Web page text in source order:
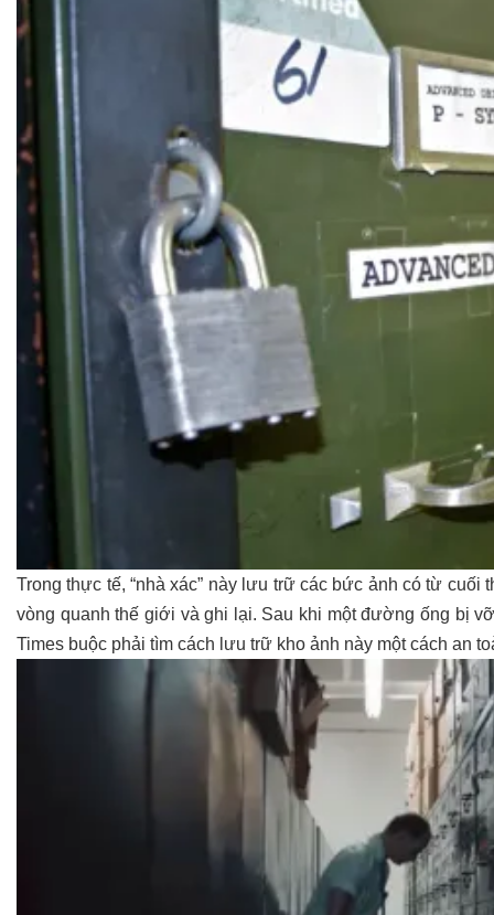
Trong thực tế, “nhà xác” này lưu trữ các bức ảnh có từ
vòng quanh thế giới và ghi lại. Sau khi một đường ống bị
Times buộc phải tìm cách lưu trữ kho ảnh này một cách an